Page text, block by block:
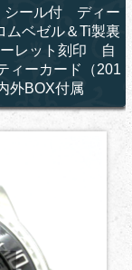
シール付 ディー
ベゼル＆Ti製裏
レット刻印 自
ィーカード（201
外BOX付属